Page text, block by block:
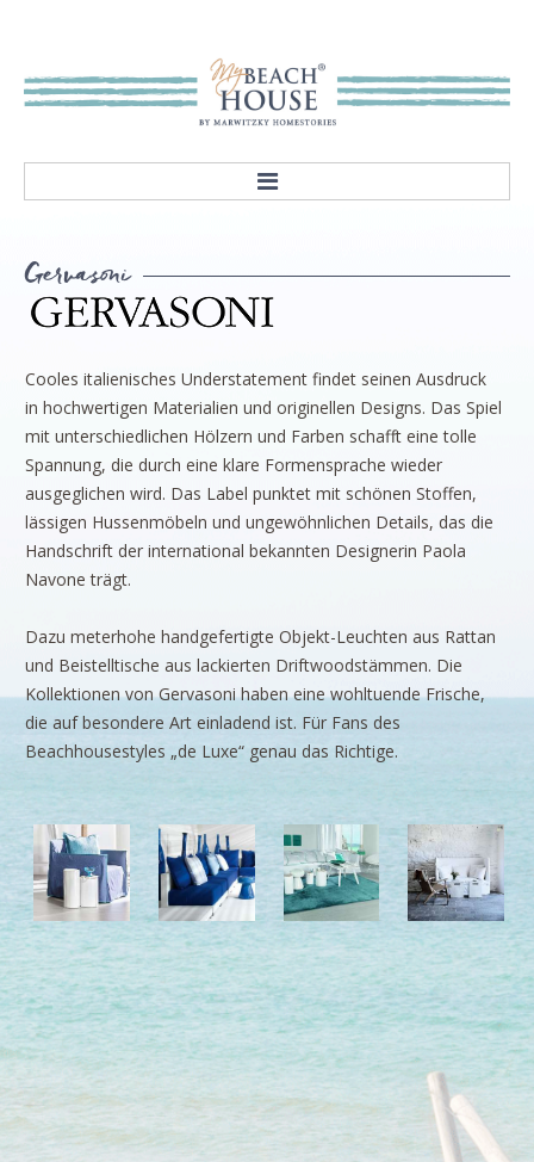
ABOUT
Our mission
STYLES
Rivièra Style
Hampton Style
Nordic Style
BRANDS
Rivièra Maison
Gervasoni
Dash & Albert
Artwood
PROJEKTE
SHOP
BLOG
Legendäre Strandbars
DOs and DON`Ts
Dinner with friends
I love my dog!
Wusstet Ihr schon?
Gervasoni
Cooles italienisches Understatement findet seinen Ausdruck
in hochwertigen Materialien und originellen Designs. Das Spiel
mit unterschiedlichen Hölzern und Farben schafft eine tolle
Spannung, die durch eine klare Formensprache wieder
ausgeglichen wird. Das Label punktet mit schönen Stoffen,
lässigen Hussenmöbeln und ungewöhnlichen Details, das die
Handschrift der international bekannten Designerin Paola
Navone trägt.
Dazu meterhohe handgefertigte Objekt-Leuchten aus Rattan
und Beistelltische aus lackierten Driftwoodstämmen. Die
Kollektionen von Gervasoni haben eine wohltuende Frische,
die auf besondere Art einladend ist. Für Fans des
Beachhousestyles „de Luxe“ genau das Richtige.